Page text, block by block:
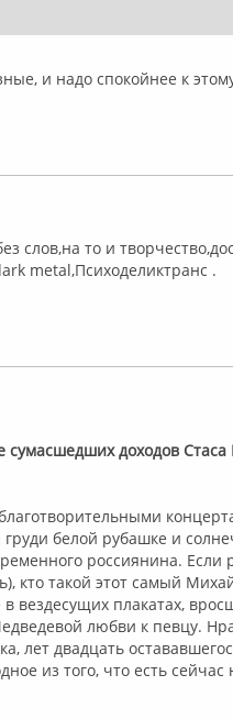
и надо спокойнее к
слов,на то и
metal,Психоделиктранс .
сумасшедших доходов
белой рубашке и
россиянина.
кто такой этот самый
вездесущих плакатах,
любви к певцу.
лет двадцать
из того, что есть